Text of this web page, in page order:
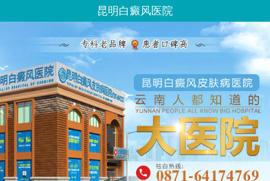
昆明白癜风医院